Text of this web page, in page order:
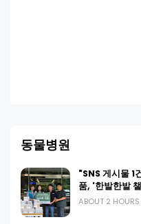
동물병원
"SNS 게시물 1
품, '한발한발
ABOUT 2